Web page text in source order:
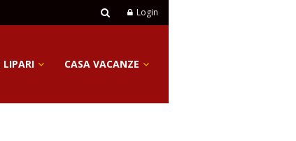
Login
LIPARI CASA VACANZE